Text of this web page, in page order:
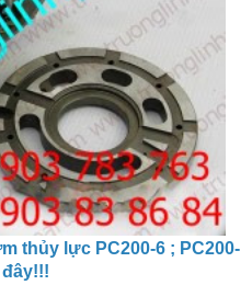
thủy lực PC200-6 ; PC200-